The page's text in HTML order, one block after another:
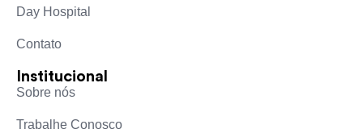
Day Hospital
Contato
Institucional
Sobre nós
Trabalhe Conosco